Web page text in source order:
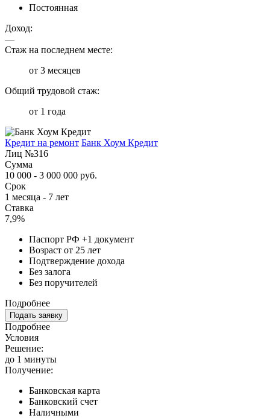
Постоянная
Доход:
—
Стаж на последнем месте:
от 3 месяцев
Общий трудовой стаж:
от 1 года
Кредит на ремонт Банк Хоум Кредит
Лиц №316
Сумма
10 000 - 3 000 000 руб.
Срок
1 месяца - 7 лет
Ставка
7,9%
Паспорт РФ +1 документ
Возраст от 25 лет
Подтверждение дохода
Без залога
Без поручителей
Подробнее
Подать заявку
Подробнее
Условия
Решение:
до 1 минуты
Получение:
Банковская карта
Банковский счет
Наличными